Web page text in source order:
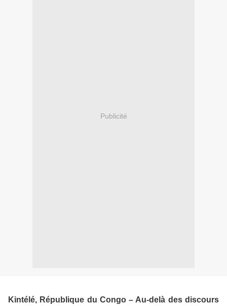
Publicité
Kintélé, République du Congo – Au-delà des discours